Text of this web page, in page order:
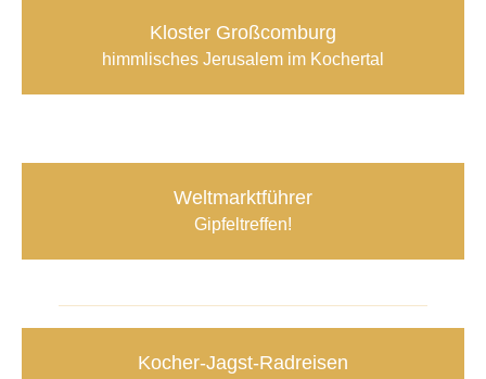
Kloster Großcomburg
himmlisches Jerusalem im Kochertal
Weltmarktführer
Gipfeltreffen!
Kocher-Jagst-Radreisen